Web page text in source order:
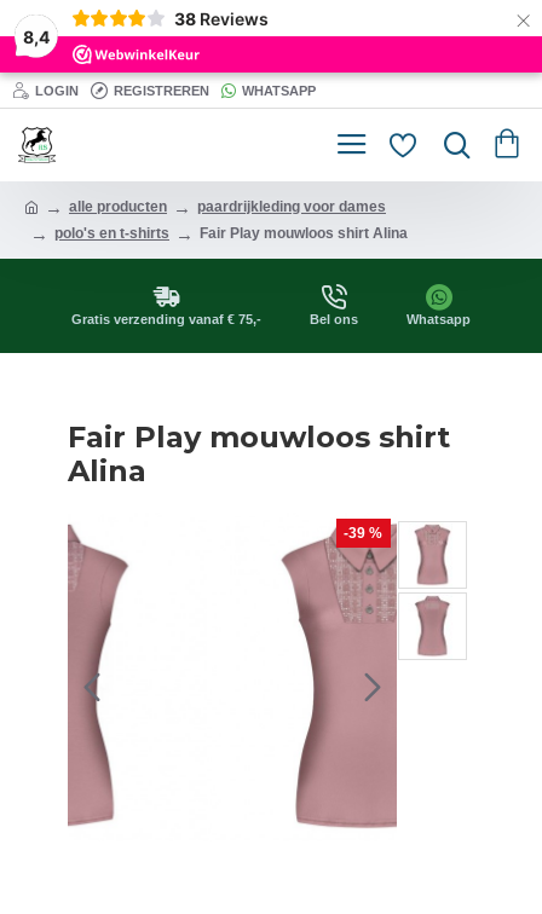
8,4
38 Reviews ×
LOGIN REGISTREREN WHATSAPP
alle producten
paardrijkleding voor dames
polo's en t-shirts
Fair Play mouwloos shirt Alina
Gratis verzending vanaf € 75,- Bel ons Whatsapp
Fair Play mouwloos shirt
Alina
-39 %